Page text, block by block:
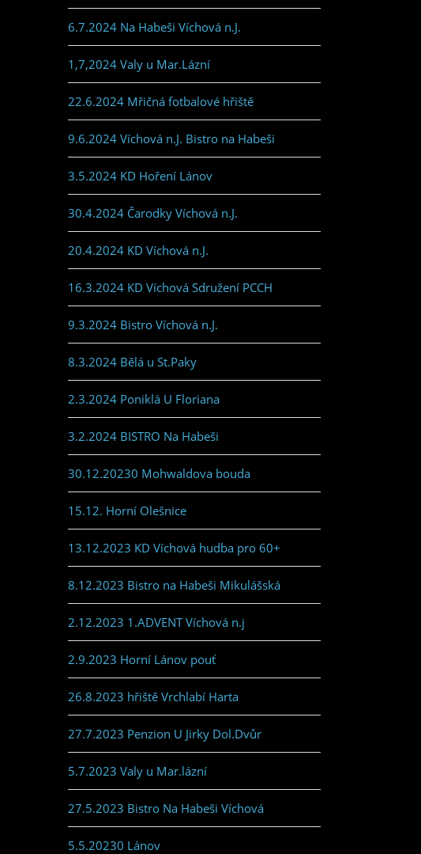
6.7.2024 Na Habeši Víchová n.J.
1,7,2024 Valy u Mar.Lázní
22.6.2024 Mřičná fotbalové hřiště
9.6.2024 Víchová n.J. Bistro na Habeši
3.5.2024 KD Hoření Lánov
30.4.2024 Čarodky Víchová n.J.
20.4.2024 KD Víchová n.J.
16.3.2024 KD Víchová Sdružení PCCH
9.3.2024 Bistro Víchová n.J.
8.3.2024 Bělá u St.Paky
2.3.2024 Poniklá U Floriana
3.2.2024 BISTRO Na Habeši
30.12.20230 Mohwaldova bouda
15.12. Horní Olešnice
13.12.2023 KD Víchová hudba pro 60+
8.12.2023 Bistro na Habeši Mikulášská
2.12.2023 1.ADVENT Víchová n.j
2.9.2023 Horní Lánov pouť
26.8.2023 hřiště Vrchlabí Harta
27.7.2023 Penzion U Jirky Dol.Dvůr
5.7.2023 Valy u Mar.lázní
27.5.2023 Bistro Na Habeši Víchová
5.5.20230 Lánov